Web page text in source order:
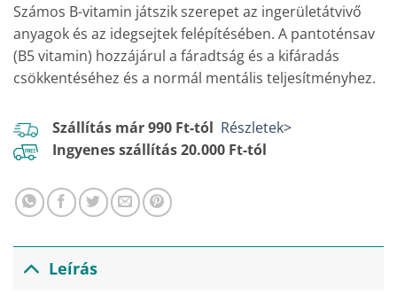
Számos B-vitamin játszik szerepet az ingerületátvivő
anyagok és az idegsejtek felépítésében. A pantoténsav
(B5 vitamin) hozzájárul a fáradtság és a kifáradás
csökkentéséhez és a normál mentális teljesítményhez.
Szállítás már 990 Ft-tól Részletek>
Ingyenes szállítás 20.000 Ft-tól
Leírás